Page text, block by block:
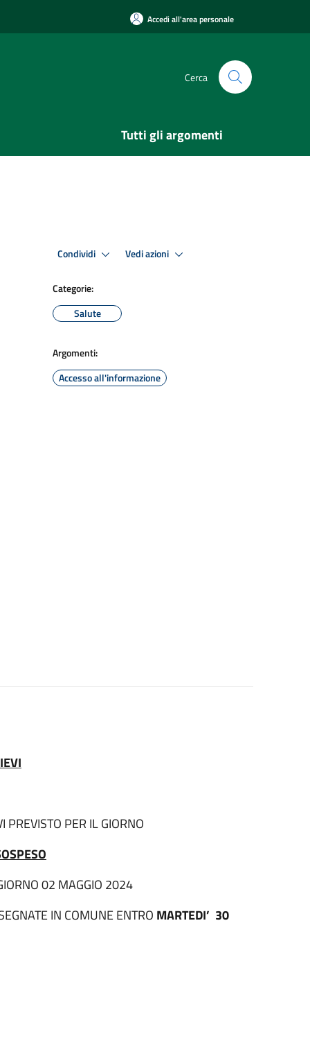
Accedi all'area personale
Cerca
Tutti gli argomenti
Condividi Vedi azioni
Categorie:
Salute
Argomenti:
Accesso all'informazione
PREVISTO PER IL GIORNO
02 MAGGIO 2024
IN COMUNE ENTRO MARTEDI’ 30